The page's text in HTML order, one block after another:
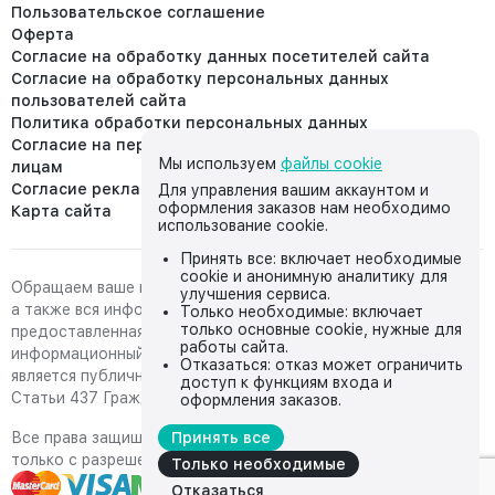
Пользовательское соглашение
Оферта
Согласие на обработку данных посетителей сайта
Согласие на обработку персональных данных
пользователей сайта
Политика обработки персональных данных
Согласие на передачу персональных данных третьим
лицам
Согласие реклама
Карта сайта
Обращаем ваше внимание на то, что данный интернет-сайт,
а также вся информация о товарах и ценах,
предоставленная на нём, носит исключительно
информационный характер и ни при каких условиях не
является публичной офертой, определяемой положениями
Статьи 437 Гражданского кодекса Российской Федерации.
Все права защищены, любое копирование с сайта возможно
только с разрешения владельца сайта
Мы используем файлы cookie
Для управления вашим аккаунтом и
оформления заказов нам необходимо
использование cookie.
Принять все: включает необходимые
cookie и анонимную аналитику для
улучшения сервиса.
Только необходимые: включает
только основные cookie, нужные для
работы сайта.
Отказаться: отказ может ограничить
доступ к функциям входа и
оформления заказов.
Принять все
Только необходимые
Отказаться